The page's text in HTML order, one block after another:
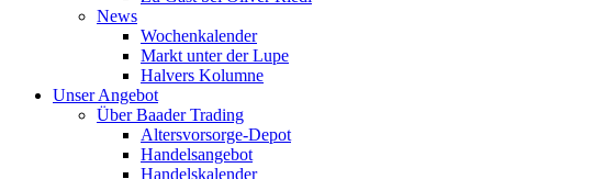
News
Wochenkalender
Markt unter der Lupe
Halvers Kolumne
Unser Angebot
Über Baader Trading
Altersvorsorge-Depot
Handelsangebot
Handelskalender